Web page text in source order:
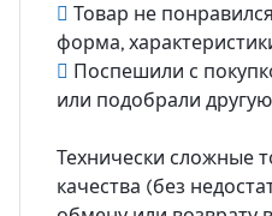
Товар не
форма,
Поспешили с
или подобрали
Технически сложные
качества (без